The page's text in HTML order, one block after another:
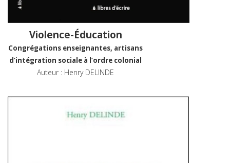
Violence-Éducation
Congrégations enseignantes, artisans
d’intégration sociale à l’ordre colonial
Auteur : Henry DELINDE